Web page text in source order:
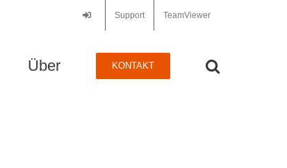
Support TeamViewer
Über KONTAKT